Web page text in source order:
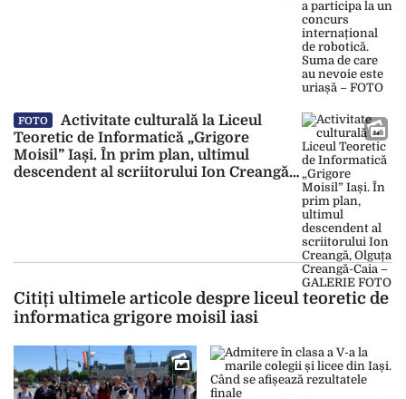
FOTO
Activitate culturală la Liceul
Teoretic de Informatică „Grigore
Moisil” Iași. În prim plan, ultimul
descendent al scriitorului Ion Creangă,
Citiți ultimele articole despre liceul teoretic de
informatica grigore moisil iasi